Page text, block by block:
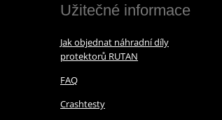
Užitečné informace
Jak objednat náhradní díly
protektorů RUTAN
FAQ
Crashtesty